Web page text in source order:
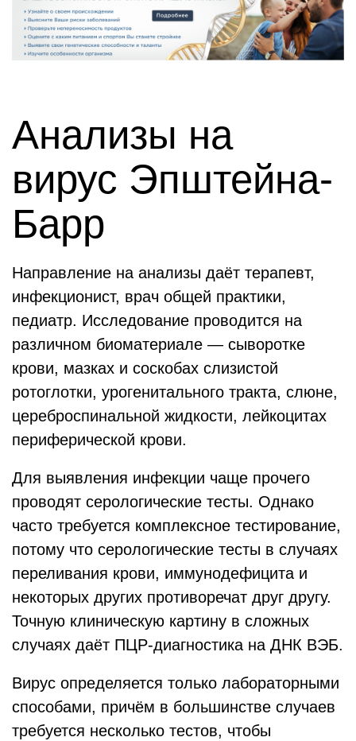
Анализы на
вирус Эпштейна-
Барр
Направление на анализы даёт терапевт,
инфекционист, врач общей практики,
педиатр. Исследование проводится на
различном биоматериале — сыворотке
крови, мазках и соскобах слизистой
ротоглотки, урогенитального тракта, слюне,
цереброспинальной жидкости, лейкоцитах
периферической крови.
Для выявления инфекции чаще прочего
проводят серологические тесты. Однако
часто требуется комплексное тестирование,
потому что серологические тесты в случаях
переливания крови, иммунодефицита и
некоторых других противоречат друг другу.
Точную клиническую картину в сложных
случаях даёт ПЦР-диагностика на ДНК ВЭБ.
Вирус определяется только лабораторными
способами, причём в большинстве случаев
требуется несколько тестов, чтобы